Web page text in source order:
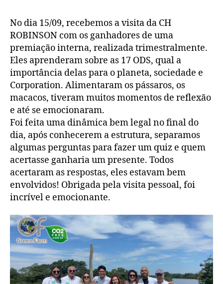
No dia 15/09, recebemos a visita da CH
ROBINSON com os ganhadores de uma
premiação interna, realizada trimestralmente.
Eles aprenderam sobre as 17 ODS, qual a
importância delas para o planeta, sociedade e
Corporation. Alimentaram os pássaros, os
macacos, tiveram muitos momentos de reflexão
e até se emocionaram.
Foi feita uma dinâmica bem legal no final do
dia, após conhecerem a estrutura, separamos
algumas perguntas para fazer um quiz e quem
acertasse ganharia um presente. Todos
acertaram as respostas, eles estavam bem
envolvidos! Obrigada pela visita pessoal, foi
incrível e emocionante.